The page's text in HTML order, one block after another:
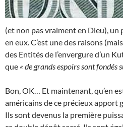
(et non pas vraiment en Dieu),
en eux. C’est une des raisons
des Entités de l’envergure d’un
que « de grands espoirs sont fondés
Bon, OK… Et maintenant, qu’en
américains de ce précieux apport
Ils sont devenus la première